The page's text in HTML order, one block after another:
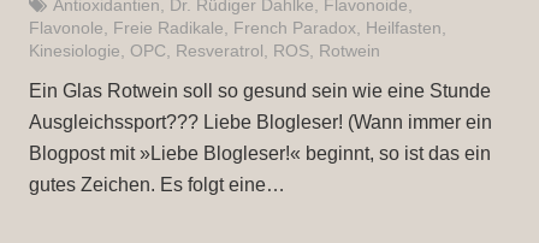
Antioxidantien
Dr. Rüdiger Dahlke Flavonoide
Flavonole
Freie Radikale French Paradox Heilfasten
Kinesiologie
OPC Resveratrol ROS Rotwein
Ein Glas Rotwein soll so gesund sein wie eine Stunde
Ausgleichssport??? Liebe Blogleser! (Wann immer ein
Blogpost mit »Liebe Blogleser!« beginnt, so ist das ein
gutes Zeichen. Es folgt eine…